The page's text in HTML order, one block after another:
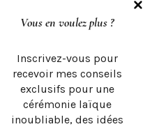
Vous en voulez plus ?
Inscrivez-vous pour
recevoir mes conseils
exclusifs pour une
cérémonie laïque
inoubliable, des idées